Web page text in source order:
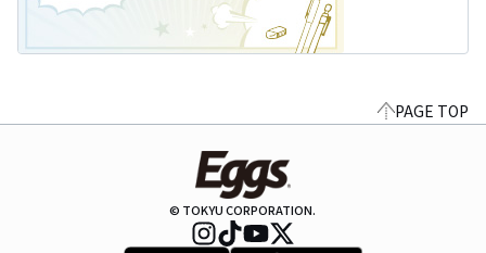
PAGE TOP
© TOKYU CORPORATION.